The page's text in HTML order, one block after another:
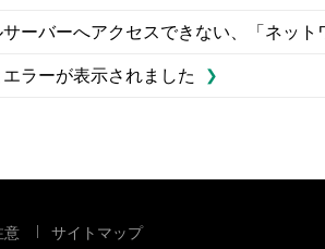
ーバーへアクセスできない、「ネッ
ラーが表示されました
意 サイトマップ